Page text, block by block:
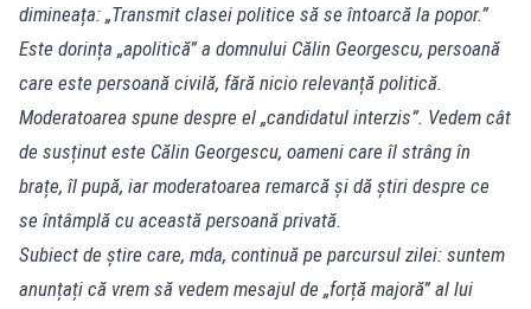
dimineața: „Transmit clasei politice să se întoarcă la popor.”
Este dorința „apolitică” a domnului Călin Georgescu, persoană
care este persoană civilă, fără nicio relevanță politică.
Moderatoarea spune despre el „candidatul interzis”. Vedem cât
de susținut este Călin Georgescu, oameni care îl strâng în
brațe, îl pupă, iar moderatoarea remarcă și dă știri despre ce
se întâmplă cu această persoană privată.
Subiect de știre care, mda, continuă pe parcursul zilei: suntem
anunțați că vrem să vedem mesajul de „forță majoră” al lui